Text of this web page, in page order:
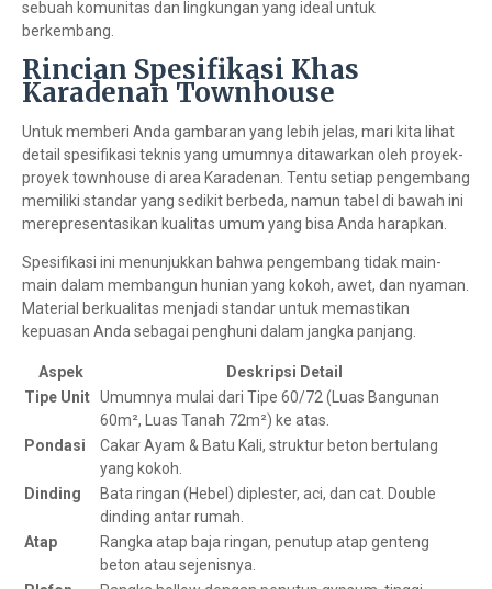
sebuah komunitas dan lingkungan yang ideal untuk
berkembang.
Rincian Spesifikasi Khas
Karadenan Townhouse
Untuk memberi Anda gambaran yang lebih jelas, mari kita lihat
detail spesifikasi teknis yang umumnya ditawarkan oleh proyek-
proyek townhouse di area Karadenan. Tentu setiap pengembang
memiliki standar yang sedikit berbeda, namun tabel di bawah ini
merepresentasikan kualitas umum yang bisa Anda harapkan.
Spesifikasi ini menunjukkan bahwa pengembang tidak main-
main dalam membangun hunian yang kokoh, awet, dan nyaman.
Material berkualitas menjadi standar untuk memastikan
kepuasan Anda sebagai penghuni dalam jangka panjang.
Aspek
Deskripsi Detail
Tipe Unit Umumnya mulai dari Tipe 60/72 (Luas Bangunan
60m², Luas Tanah 72m²) ke atas.
Pondasi
Cakar Ayam & Batu Kali, struktur beton bertulang
yang kokoh.
Dinding
Bata ringan (Hebel) diplester, aci, dan cat. Double
dinding antar rumah.
Atap
Rangka atap baja ringan, penutup atap genteng
beton atau sejenisnya.